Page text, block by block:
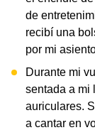
de
recibí una
por mi
Durante mi
sentada a mi
auriculares.
a cantar en